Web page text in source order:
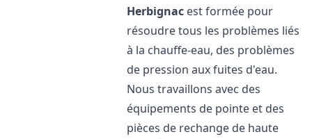
Herbignac est formée pour
résoudre tous les problèmes liés
à la chauffe-eau, des problèmes
de pression aux fuites d'eau.
Nous travaillons avec des
équipements de pointe et des
pièces de rechange de haute